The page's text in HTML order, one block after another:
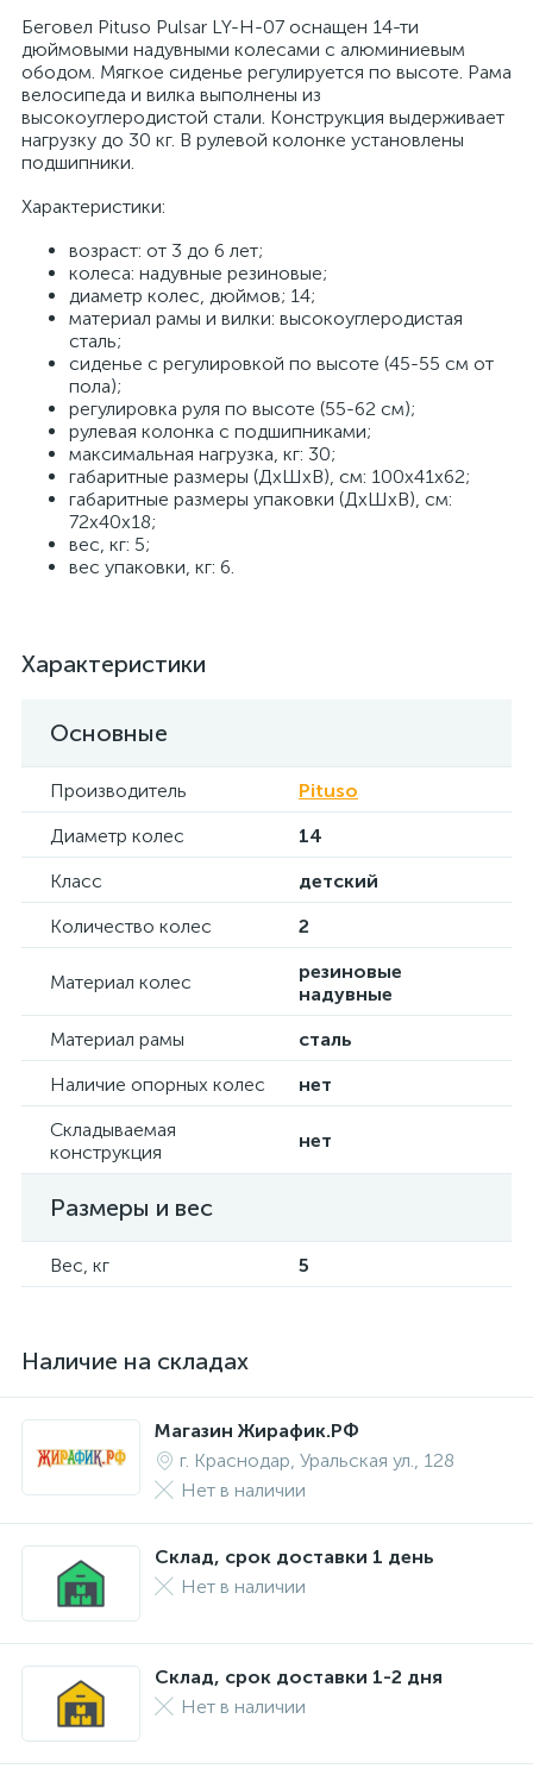
Беговел Pituso Pulsar LY-H-07 оснащен 14-ти
дюймовыми надувными колесами с алюминиевым
ободом. Мягкое сиденье регулируется по высоте. Рама
велосипеда и вилка выполнены из
высокоуглеродистой стали. Конструкция выдерживает
нагрузку до 30 кг. В рулевой колонке установлены
подшипники.
Характеристики:
возраст: от 3 до 6 лет;
колеса: надувные резиновые;
диаметр колес, дюймов; 14;
материал рамы и вилки: высокоуглеродистая
сталь;
сиденье с регулировкой по высоте (45-55 см от
пола);
регулировка руля по высоте (55-62 см);
рулевая колонка с подшипниками;
максимальная нагрузка, кг: 30;
габаритные размеры (ДхШхВ), см: 100х41х62;
габаритные размеры упаковки (ДхШхВ), см:
72х40х18;
вес, кг: 5;
вес упаковки, кг: 6.
Характеристики
Основные
Производитель
Pituso
Диаметр колес
14
Класс
детский
Количество колес
2
Материал колес
резиновые
надувные
Материал рамы
сталь
Наличие опорных колес
нет
Складываемая
конструкция
нет
Размеры и вес
Вес, кг 5
Наличие на складах
Магазин Жирафик.РФ
г. Краснодар, Уральская ул., 128
Нет в наличии
Склад, срок доставки 1 день
Нет в наличии
Склад, срок доставки 1-2 дня
Нет в наличии